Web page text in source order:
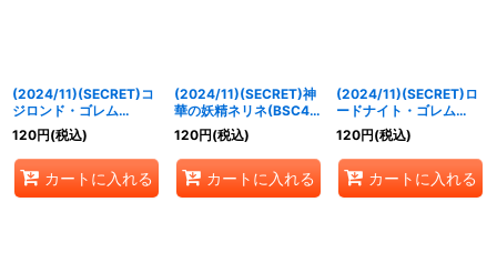
(2024/11)(SECRET)コ
ジロンド・ゴレム
(BSC44収録)【R-
SEC】{BS50-RV008}
《青》
120円(税込)
カートに入れる
(2024/11)(SECRET)神
華の妖精ネリネ(BSC44
収録)【C-SEC】{BS51-
064}《黄》
120円(税込)
カートに入れる
(2024/11)(SECRET)ロ
ードナイト・ゴレム
(BSC44収録)【C-
SEC】{BS51-069}
《青》
120円(税込)
カートに入れる